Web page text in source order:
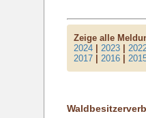
Zeige alle
2024 |2023 |
2017 |2016 |